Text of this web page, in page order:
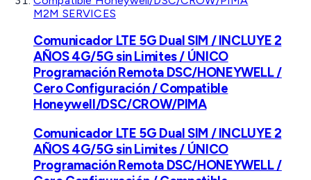
M2M SERVICES
Comunicador LTE 5G Dual SIM / INCLUYE 2
AÑOS 4G/5G sin Limites / ÚNICO
Programación Remota DSC/HONEYWELL /
Cero Configuración / Compatible
Honeywell/DSC/CROW/PIMA
Comunicador LTE 5G Dual SIM / INCLUYE 2
AÑOS 4G/5G sin Limites / ÚNICO
Programación Remota DSC/HONEYWELL /